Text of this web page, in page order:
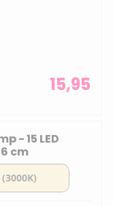
15,95
- 15 LED
cm